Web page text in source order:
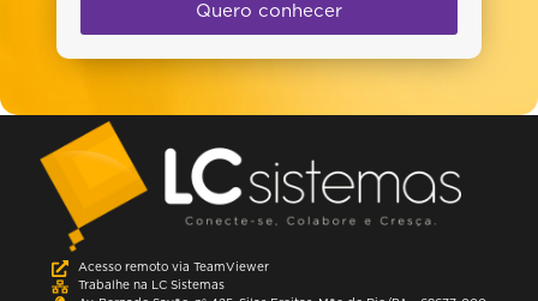
Quero conhecer
Acesso remoto via TeamViewer
Trabalhe na LC Sistemas